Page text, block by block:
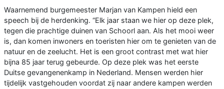
Waarnemend burgemeester Marjan van Kampen hield een
speech bij de herdenking. “Elk jaar staan we hier op deze plek,
tegen die prachtige duinen van Schoorl aan. Als het mooi weer
is, dan komen inwoners en toeristen hier om te genieten van de
natuur en de zeelucht. Het is een groot contrast met wat hier
bijna 85 jaar terug gebeurde. Op deze plek was het eerste
Duitse gevangenenkamp in Nederland. Mensen werden hier
tijdelijk vastgehouden voordat zij naar andere kampen werden